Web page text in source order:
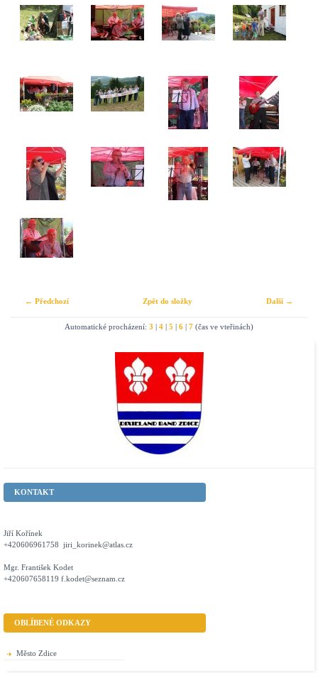
← Předchozí Další →
Zpět do složky
Automatické procházení: 3 | 4 | 5 | 6 | 7 (čas ve vteřinách)
KONTAKT
Jiří Kořínek
+420606961758 jiri_korinek@atlas.cz
Mgr. František Kodet
+420607658119 f.kodet@seznam.cz
OBLÍBENÉ ODKAZY
Město Zdice